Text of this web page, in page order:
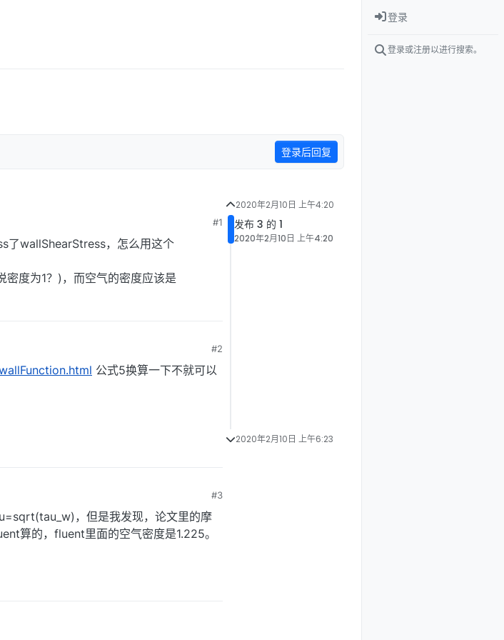
登录后回复
#1
了wallShearStress，怎么用这个
度为1？)，而空气的密度应该是
#2
公式5换算一下不就可以
#3
，但是我发现，论文里的摩
算的，fluent里面的空气密度是1.225。
2020年2月10日 上午4:20
发布 3 的 1
2020年2月10日 上午4:20
2020年2月10日 上午6:23
登录
登录或注册以进行搜索。